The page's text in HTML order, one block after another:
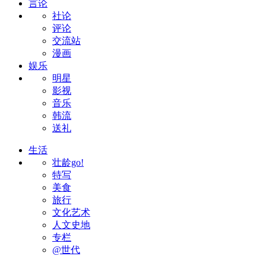
言论
社论
评论
交流站
漫画
娱乐
明星
影视
音乐
韩流
送礼
生活
壮龄go!
特写
美食
旅行
文化艺术
人文史地
专栏
@世代